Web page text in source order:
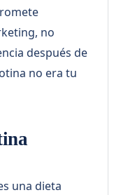
no
después de
no era tu
una dieta